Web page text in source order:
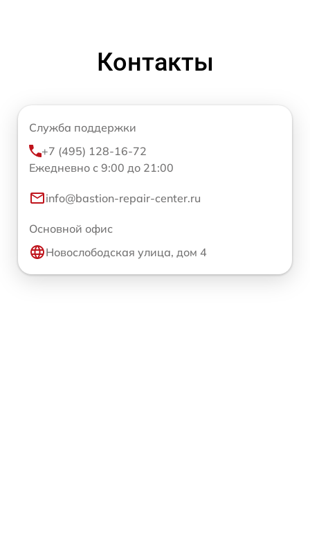
Контакты
Служба поддержки
+7 (495) 128-16-72
Ежедневно с 9:00 до 21:00
info@bastion-repair-center.ru
Основной офис
Новослободская улица, дом 4